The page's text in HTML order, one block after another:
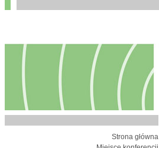
Strona główna